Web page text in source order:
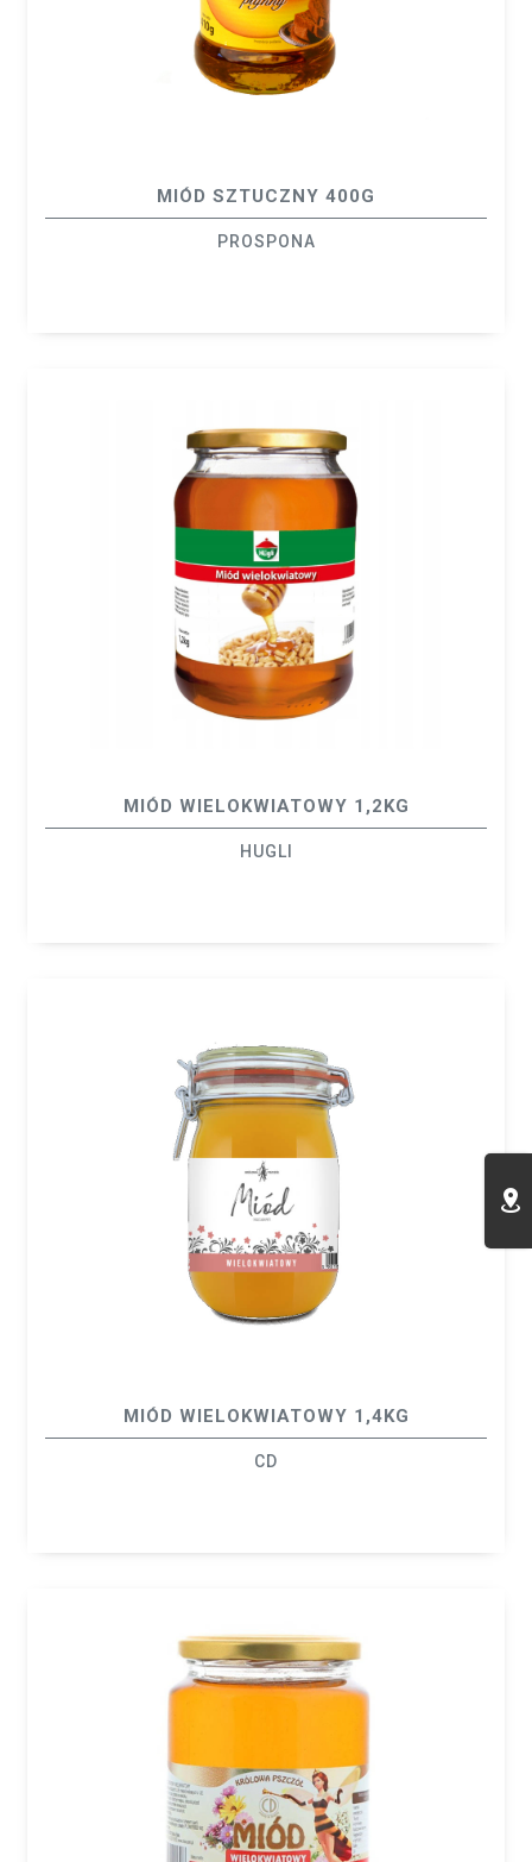
MIÓD SZTUCZNY 400G
PROSPONA
MIÓD WIELOKWIATOWY 1,2KG
HUGLI
MIÓD WIELOKWIATOWY 1,4KG
CD